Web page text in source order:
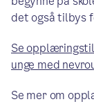
det også tilbys
Se
unge med
Se mer om